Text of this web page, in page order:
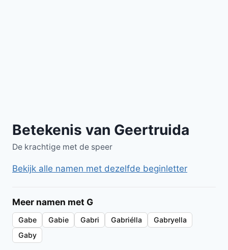
Betekenis van Geertruida
De krachtige met de speer
Bekijk alle namen met dezelfde beginletter
Meer namen met G
Gabe Gabie Gabri Gabriélla
Gabryella
Gaby